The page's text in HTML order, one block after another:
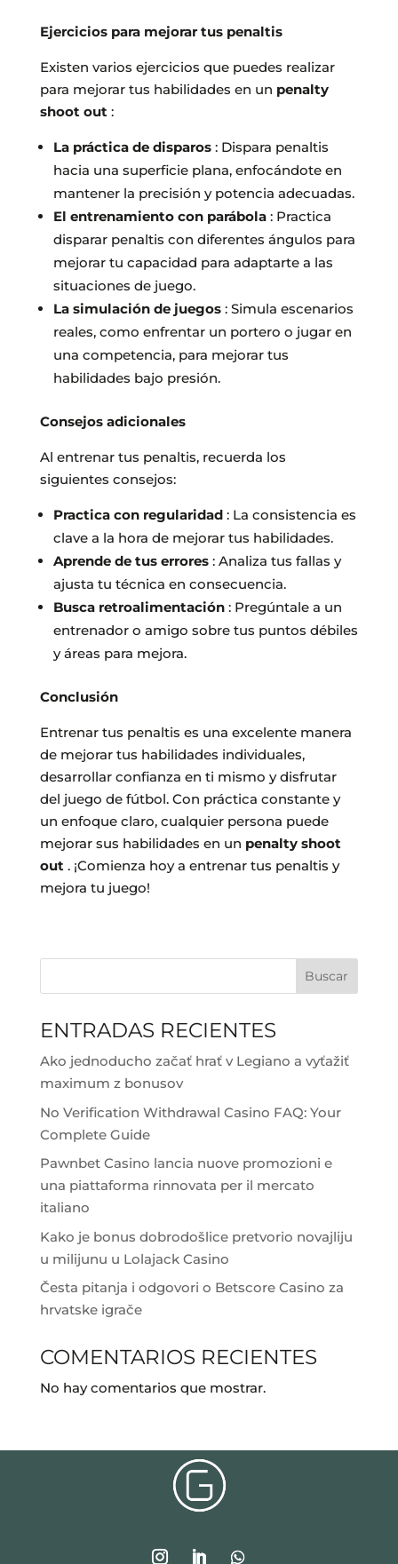
Ejercicios para mejorar tus penaltis
Existen varios ejercicios que puedes realizar
para mejorar tus habilidades en un penalty
shoot out :
La práctica de disparos : Dispara penaltis
hacia una superficie plana, enfocándote en
mantener la precisión y potencia adecuadas.
El entrenamiento con parábola : Practica
disparar penaltis con diferentes ángulos para
mejorar tu capacidad para adaptarte a las
situaciones de juego.
La simulación de juegos : Simula escenarios
reales, como enfrentar un portero o jugar en
una competencia, para mejorar tus
habilidades bajo presión.
Consejos adicionales
Al entrenar tus penaltis, recuerda los
siguientes consejos:
Practica con regularidad : La consistencia es
clave a la hora de mejorar tus habilidades.
Aprende de tus errores : Analiza tus fallas y
ajusta tu técnica en consecuencia.
Busca retroalimentación : Pregúntale a un
entrenador o amigo sobre tus puntos débiles
y áreas para mejora.
Conclusión
Entrenar tus penaltis es una excelente manera
de mejorar tus habilidades individuales,
desarrollar confianza en ti mismo y disfrutar
del juego de fútbol. Con práctica constante y
un enfoque claro, cualquier persona puede
mejorar sus habilidades en un penalty shoot
out . ¡Comienza hoy a entrenar tus penaltis y
mejora tu juego!
Buscar
ENTRADAS RECIENTES
Ako jednoducho začať hrať v Legiano a vyťažiť
maximum z bonusov
No Verification Withdrawal Casino FAQ: Your
Complete Guide
Pawnbet Casino lancia nuove promozioni e
una piattaforma rinnovata per il mercato
italiano
Kako je bonus dobrodošlice pretvorio novajliju
u milijunu u Lolajack Casino
Česta pitanja i odgovori o Betscore Casino za
hrvatske igrače
COMENTARIOS RECIENTES
No hay comentarios que mostrar.